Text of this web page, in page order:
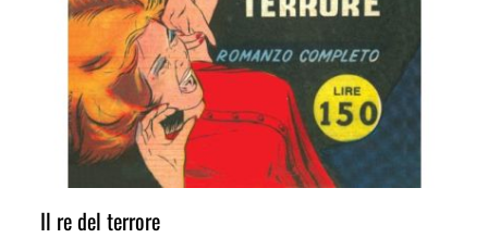
Il re del terrore